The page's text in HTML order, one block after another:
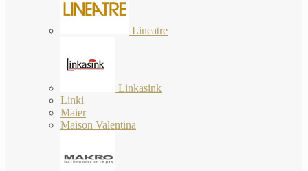
Lineatre
Linkasink
Linki
Maier
Maison Valentina